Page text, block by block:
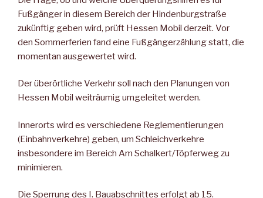
Fußgänger in diesem Bereich der Hindenburgstraße
zukünftig geben wird, prüft Hessen Mobil derzeit. Vor
den Sommerferien fand eine Fußgängerzählung statt, die
momentan ausgewertet wird.
Der überörtliche Verkehr soll nach den Planungen von
Hessen Mobil weiträumig umgeleitet werden.
Innerorts wird es verschiedene Reglementierungen
(Einbahnverkehre) geben, um Schleichverkehre
insbesondere im Bereich Am Schalkert/Töpferweg zu
minimieren.
Die Sperrung des I. Bauabschnittes erfolgt ab 15.